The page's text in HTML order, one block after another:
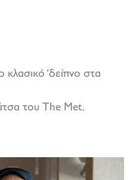
κλασικό ‘δείπνο στα
του The Met.